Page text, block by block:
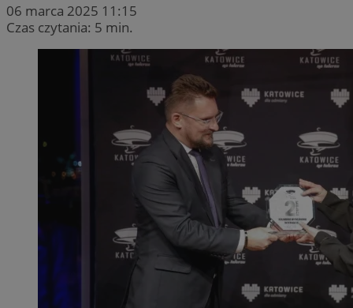
06 marca 2025 11:15
Czas czytania: 5 min.